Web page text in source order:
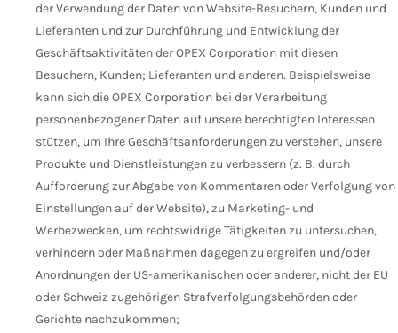
der Verwendung der Daten von Website-Besuchern, Kunden und
Lieferanten und zur Durchführung und Entwicklung der
Geschäftsaktivitäten der OPEX Corporation mit diesen
Besuchern, Kunden; Lieferanten und anderen. Beispielsweise
kann sich die OPEX Corporation bei der Verarbeitung
personenbezogener Daten auf unsere berechtigten Interessen
stützen, um Ihre Geschäftsanforderungen zu verstehen, unsere
Produkte und Dienstleistungen zu verbessern (z. B. durch
Aufforderung zur Abgabe von Kommentaren oder Verfolgung von
Einstellungen auf der Website), zu Marketing- und
Werbezwecken, um rechtswidrige Tätigkeiten zu untersuchen,
verhindern oder Maßnahmen dagegen zu ergreifen und/oder
Anordnungen der US-amerikanischen oder anderer, nicht der EU
oder Schweiz zugehörigen Strafverfolgungsbehörden oder
Gerichte nachzukommen;